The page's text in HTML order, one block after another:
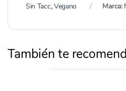
Sin Tacc,Vegano Marca:
También te